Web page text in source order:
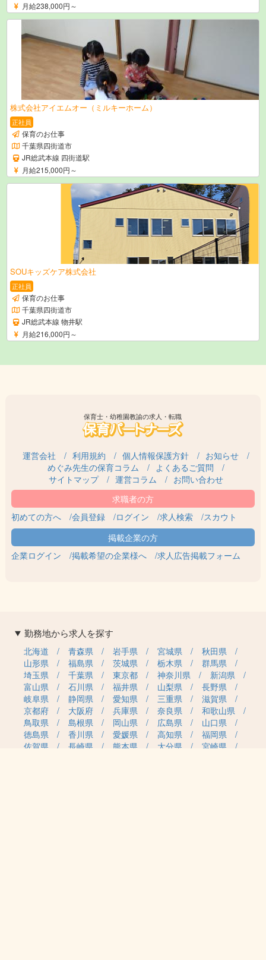
月給238,000円～
株式会社アイエムオー（ミルキーホーム）
正社員
保育のお仕事
千葉県四街道市
JR総武本線 四街道駅
月給215,000円～
SOUキッズケア株式会社
正社員
保育のお仕事
千葉県四街道市
JR総武本線 物井駅
月給216,000円～
保育士・幼稚園教諭の求人・転職
運営会社 利用規約 個人情報保護方針
お知らせ
めぐみ先生の保育コラム
よくあるご質問
サイトマップ
運営コラム お問い合わせ
初めての方へ 会員登録 ログイン 求人検索 スカウト
企業ログイン 掲載希望の企業様へ 求人広告掲載フォーム
勤務地から求人を探す
北海道 青森県 岩手県 宮城県
秋田県
山形県
福島県 茨城県 栃木県
群馬県
埼玉県
千葉県 東京都 神奈川県
新潟県
富山県
石川県 福井県 山梨県
長野県
岐阜県
静岡県 愛知県 三重県
滋賀県
京都府
大阪府 兵庫県 奈良県
和歌山県
鳥取県
島根県 岡山県 広島県
山口県
徳島県
香川県 愛媛県 高知県
福岡県
佐賀県
長崎県 熊本県 大分県
宮崎県